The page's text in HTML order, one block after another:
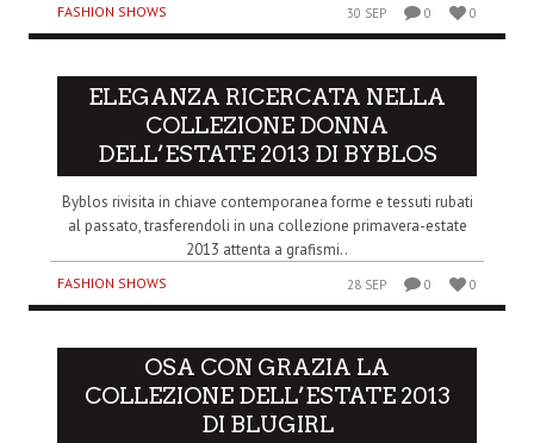
FASHION SHOWS 30 SEP 0 0
ELEGANZA RICERCATA NELLA
COLLEZIONE DONNA
DELL’ESTATE 2013 DI BYBLOS
Byblos rivisita in chiave contemporanea forme e tessuti rubati
al passato, trasferendoli in una collezione primavera-estate
2013 attenta a grafismi..
FASHION SHOWS 28 SEP 0 0
OSA CON GRAZIA LA
COLLEZIONE DELL’ESTATE 2013
DI BLUGIRL